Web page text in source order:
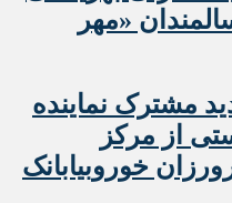
«مهر
مشترک نماینده
از مرکز
خوروبیابانک